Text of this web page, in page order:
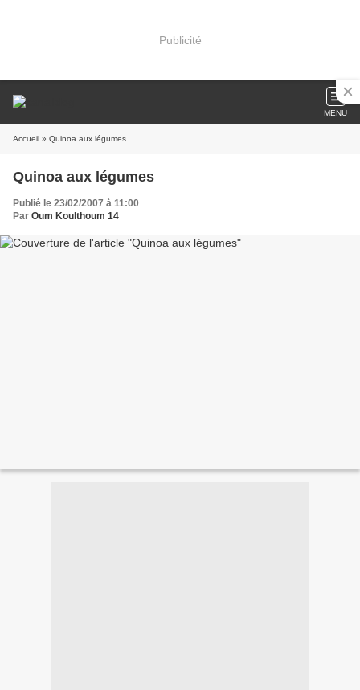
Publicité
MENU
Accueil » Quinoa aux légumes
Quinoa aux légumes
Publié le 23/02/2007 à 11:00
Par Oum Koulthoum 14